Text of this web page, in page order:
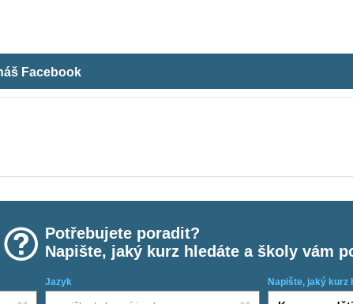
Facebook
Potřebujete poradit?
Napište, jaký kurz hledáte a školy vám
Jazyk Napište, jaký kurz